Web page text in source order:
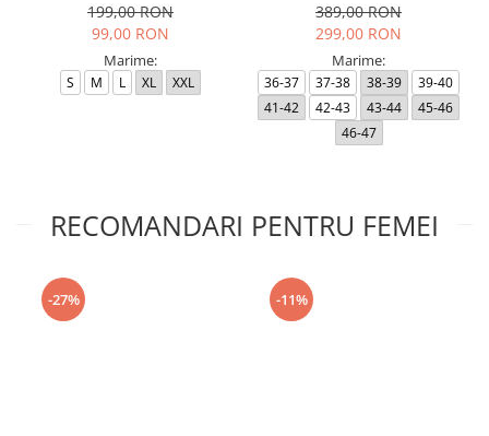
199,00 RON
99,00 RON
Marime:
S M L XL XXL
389,00 RON
299,00 RON
Marime:
36-37 37-38 38-39
39-40
41-42
42-43 43-44
45-46
46-47
RECOMANDARI PENTRU FEMEI
-27% -11%